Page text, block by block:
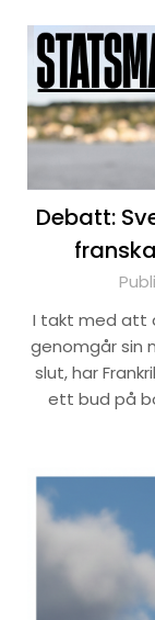
Debatt:
I takt med att
genomgår sin
slut, har
ett bud på